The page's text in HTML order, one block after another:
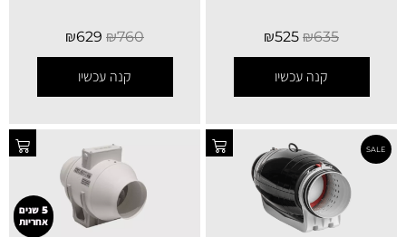
₪635
₪525
קנה עכשיו
₪760
₪629
קנה עכשיו
5 שנים
אחריות